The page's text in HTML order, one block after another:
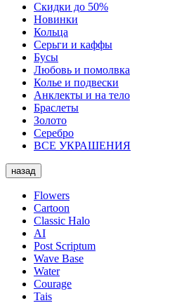
Скидки до 50%
Новинки
Кольца
Серьги и каффы
Бусы
Любовь и помолвка
Колье и подвески
Анклекты и на тело
Браслеты
Золото
Серебро
ВСЕ УКРАШЕНИЯ
назад
Flowers
Cartoon
Classic Halo
AI
Post Scriptum
Wave Base
Water
Courage
Tais